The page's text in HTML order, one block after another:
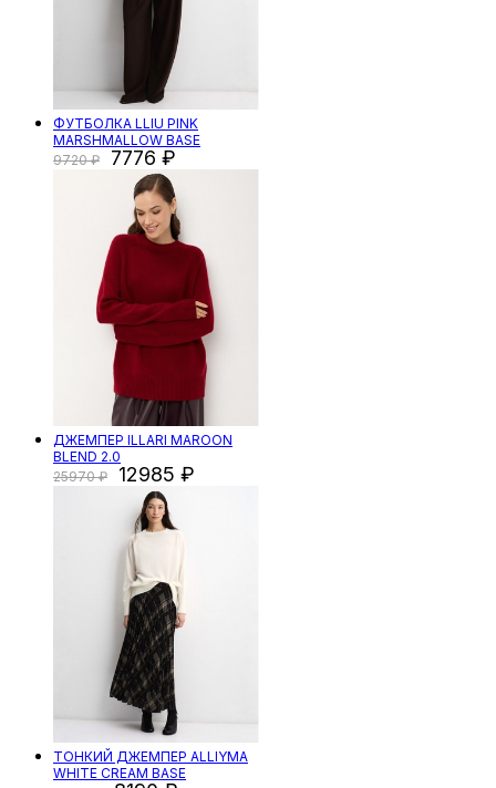
ФУТБОЛКА LLIU PINK
MARSHMALLOW BASE
9720
7776
ДЖЕМПЕР ILLARI MAROON
BLEND 2.0
25970
12985
ТОНКИЙ ДЖЕМПЕР ALLIYMA
WHITE CREAM BASE